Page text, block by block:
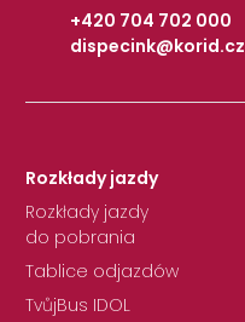
+420 704 702 000
|
dispecink@korid.cz
Rozkłady jazdy
Rozkłady jazdy
do pobrania
Tablice odjazdów
TvůjBus IDOL